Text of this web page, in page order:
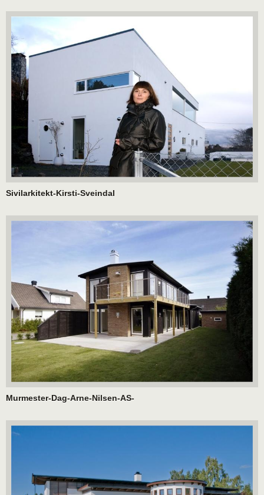
Sivilarkitekt-Kirsti-Sveindal
Murmester-Dag-Arne-Nilsen-AS-